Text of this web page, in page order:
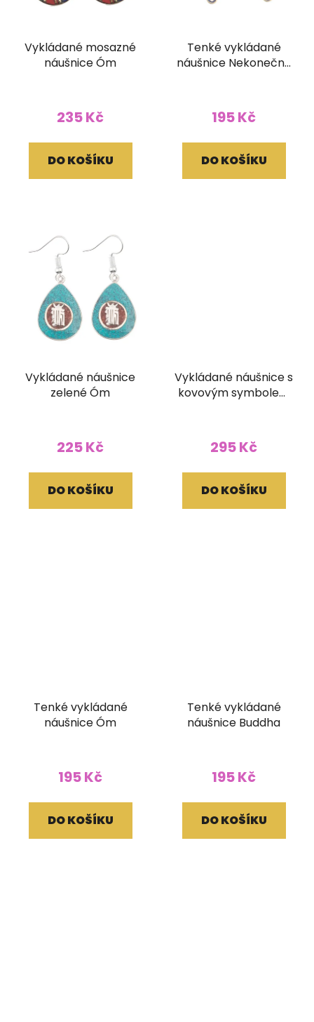
Vykládané mosazné
náušnice Óm
235 Kč
DO KOŠÍKU
Tenké vykládané
náušnice Nekonečný
195 Kč
DO KOŠÍKU
Vykládané náušnice
zelené Óm
225 Kč
DO KOŠÍKU
Vykládané náušnice s
kovovým symbolem
295 Kč
DO KOŠÍKU
Tenké vykládané
náušnice Óm
195 Kč
DO KOŠÍKU
Tenké vykládané
náušnice Buddha
195 Kč
DO KOŠÍKU